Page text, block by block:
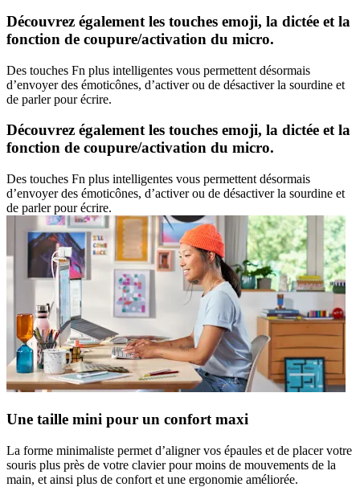
Découvrez également les touches emoji, la dictée et la
fonction de coupure/activation du micro.
Des touches Fn plus intelligentes vous permettent désormais
d’envoyer des émoticônes, d’activer ou de désactiver la sourdine et
de parler pour écrire.
Découvrez également les touches emoji, la dictée et la
fonction de coupure/activation du micro.
Des touches Fn plus intelligentes vous permettent désormais
d’envoyer des émoticônes, d’activer ou de désactiver la sourdine et
de parler pour écrire.
Une taille mini pour un confort maxi
La forme minimaliste permet d’aligner vos épaules et de placer votre
souris plus près de votre clavier pour moins de mouvements de la
main, et ainsi plus de confort et une ergonomie améliorée.